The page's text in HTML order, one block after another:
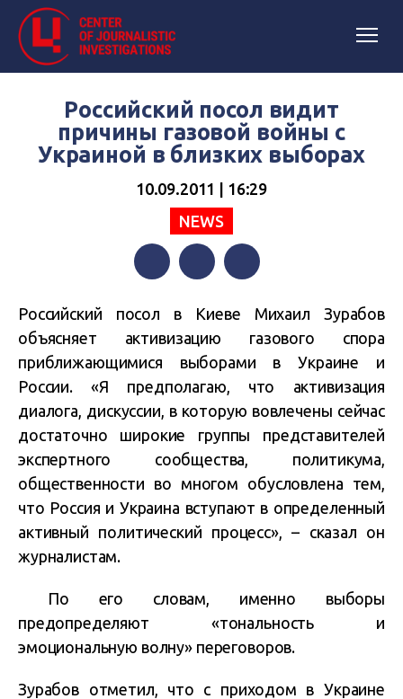
Российский посол видит
причины газовой войны с
Украиной в близких выборах
10.09.2011 | 16:29
NEWS
Российский посол в Киеве Михаил Зурабов
объясняет активизацию газового спора
приближающимися выборами в Украине и
России. «Я предполагаю, что активизация
диалога, дискуссии, в которую вовлечены сейчас
достаточно широкие группы представителей
экспертного сообщества, политикума,
общественности во многом обусловлена тем,
что Россия и Украина вступают в определенный
активный политический процесс», – сказал он
журналистам.
По его словам, именно выборы
предопределяют «тональность и
эмоциональную волну» переговоров.
Зурабов отметил, что с приходом в Украине